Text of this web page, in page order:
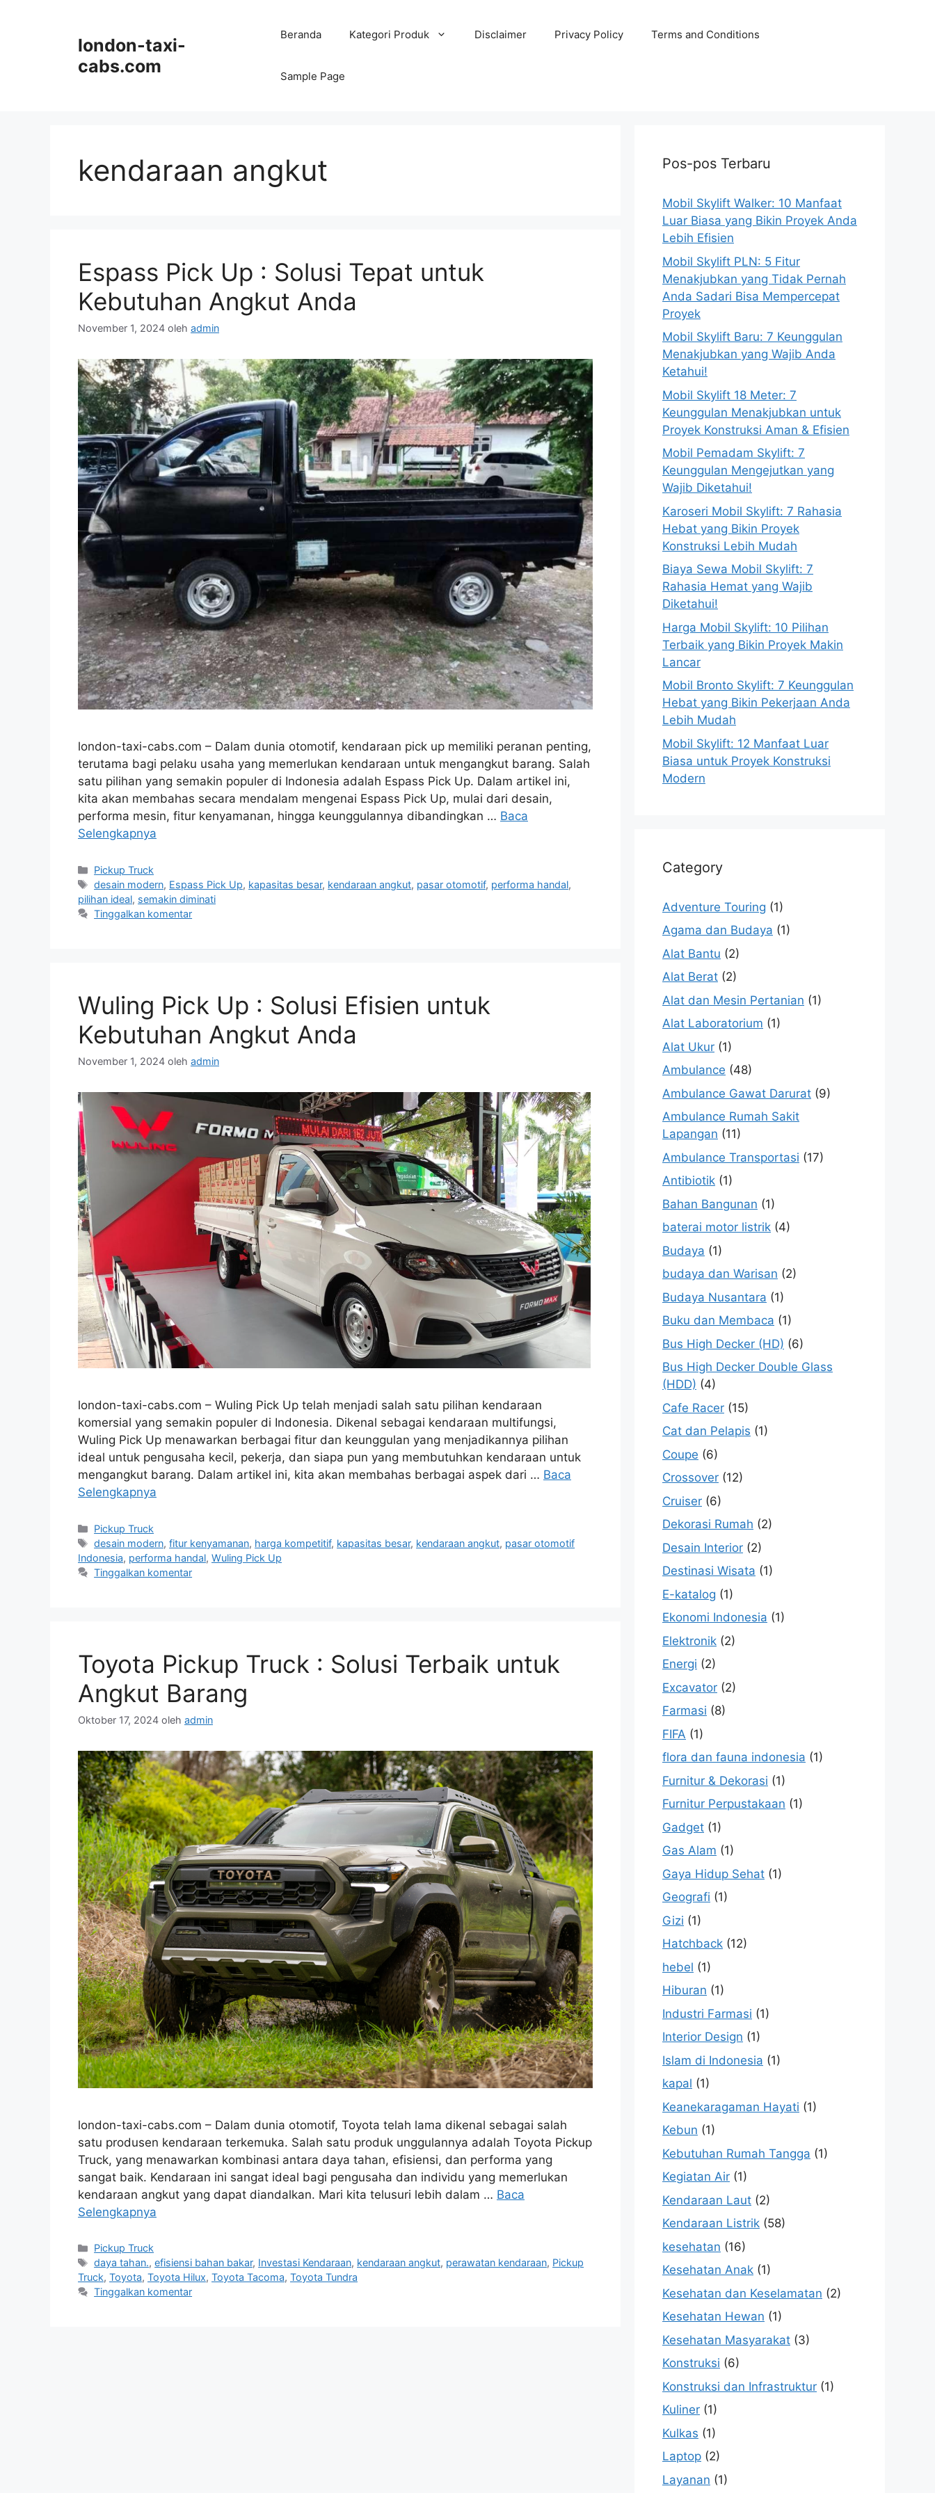
london-taxi-
cabs.com
Beranda Kategori Produk Disclaimer Privacy Policy Terms and Conditions
Sample Page
kendaraan angkut
Espass Pick Up : Solusi Tepat untuk
Kebutuhan Angkut Anda
November 1, 2024 oleh admin
london-taxi-cabs.com – Dalam dunia otomotif, kendaraan pick up memiliki peranan penting,
terutama bagi pelaku usaha yang memerlukan kendaraan untuk mengangkut barang. Salah
satu pilihan yang semakin populer di Indonesia adalah Espass Pick Up. Dalam artikel ini,
kita akan membahas secara mendalam mengenai Espass Pick Up, mulai dari desain,
performa mesin, fitur kenyamanan, hingga keunggulannya dibandingkan … Baca
Selengkapnya
Kategori
Pickup Truck
Tag
desain modern, Espass Pick Up, kapasitas besar, kendaraan angkut, pasar otomotif, performa handal,
pilihan ideal, semakin diminati
Tinggalkan komentar
Wuling Pick Up : Solusi Efisien untuk
Kebutuhan Angkut Anda
November 1, 2024 oleh admin
london-taxi-cabs.com – Wuling Pick Up telah menjadi salah satu pilihan kendaraan
komersial yang semakin populer di Indonesia. Dikenal sebagai kendaraan multifungsi,
Wuling Pick Up menawarkan berbagai fitur dan keunggulan yang menjadikannya pilihan
ideal untuk pengusaha kecil, pekerja, dan siapa pun yang membutuhkan kendaraan untuk
mengangkut barang. Dalam artikel ini, kita akan membahas berbagai aspek dari … Baca
Selengkapnya
Kategori
Pickup Truck
Tag
desain modern,fitur kenyamanan, harga kompetitif, kapasitas besar, kendaraan angkut, pasar otomotif
Indonesia, performa handal, Wuling Pick Up
Tinggalkan komentar
Toyota Pickup Truck : Solusi Terbaik untuk
Angkut Barang
Oktober 17, 2024 oleh admin
london-taxi-cabs.com – Dalam dunia otomotif, Toyota telah lama dikenal sebagai salah
satu produsen kendaraan terkemuka. Salah satu produk unggulannya adalah Toyota Pickup
Truck, yang menawarkan kombinasi antara daya tahan, efisiensi, dan performa yang
sangat baik. Kendaraan ini sangat ideal bagi pengusaha dan individu yang memerlukan
kendaraan angkut yang dapat diandalkan. Mari kita telusuri lebih dalam … Baca
Selengkapnya
Kategori
Pickup Truck
Tag
daya tahan.,efisiensi bahan bakar, Investasi Kendaraan, kendaraan angkut, perawatan kendaraan, Pickup
Truck, Toyota, Toyota Hilux, Toyota Tacoma, Toyota Tundra
Tinggalkan komentar
Pos-pos Terbaru
Mobil Skylift Walker: 10 Manfaat
Luar Biasa yang Bikin Proyek Anda
Lebih Efisien
Mobil Skylift PLN: 5 Fitur
Menakjubkan yang Tidak Pernah
Anda Sadari Bisa Mempercepat
Proyek
Mobil Skylift Baru: 7 Keunggulan
Menakjubkan yang Wajib Anda
Ketahui!
Mobil Skylift 18 Meter: 7
Keunggulan Menakjubkan untuk
Proyek Konstruksi Aman & Efisien
Mobil Pemadam Skylift: 7
Keunggulan Mengejutkan yang
Wajib Diketahui!
Karoseri Mobil Skylift: 7 Rahasia
Hebat yang Bikin Proyek
Konstruksi Lebih Mudah
Biaya Sewa Mobil Skylift: 7
Rahasia Hemat yang Wajib
Diketahui!
Harga Mobil Skylift: 10 Pilihan
Terbaik yang Bikin Proyek Makin
Lancar
Mobil Bronto Skylift: 7 Keunggulan
Hebat yang Bikin Pekerjaan Anda
Lebih Mudah
Mobil Skylift: 12 Manfaat Luar
Biasa untuk Proyek Konstruksi
Modern
Category
Adventure Touring (1)
Agama dan Budaya (1)
Alat Bantu (2)
Alat Berat (2)
Alat dan Mesin Pertanian (1)
Alat Laboratorium (1)
Alat Ukur (1)
Ambulance (48)
Ambulance Gawat Darurat (9)
Ambulance Rumah Sakit
Lapangan (11)
Ambulance Transportasi (17)
Antibiotik (1)
Bahan Bangunan (1)
baterai motor listrik (4)
Budaya (1)
budaya dan Warisan (2)
Budaya Nusantara (1)
Buku dan Membaca (1)
Bus High Decker (HD) (6)
Bus High Decker Double Glass
(HDD) (4)
Cafe Racer (15)
Cat dan Pelapis (1)
Coupe (6)
Crossover (12)
Cruiser (6)
Dekorasi Rumah (2)
Desain Interior (2)
Destinasi Wisata (1)
E-katalog (1)
Ekonomi Indonesia (1)
Elektronik (2)
Energi (2)
Excavator (2)
Farmasi (8)
FIFA (1)
flora dan fauna indonesia (1)
Furnitur & Dekorasi (1)
Furnitur Perpustakaan (1)
Gadget (1)
Gas Alam (1)
Gaya Hidup Sehat (1)
Geografi (1)
Gizi (1)
Hatchback (12)
hebel (1)
Hiburan (1)
Industri Farmasi (1)
Interior Design (1)
Islam di Indonesia (1)
kapal (1)
Keanekaragaman Hayati (1)
Kebun (1)
Kebutuhan Rumah Tangga (1)
Kegiatan Air (1)
Kendaraan Laut (2)
Kendaraan Listrik (58)
kesehatan (16)
Kesehatan Anak (1)
Kesehatan dan Keselamatan (2)
Kesehatan Hewan (1)
Kesehatan Masyarakat (3)
Konstruksi (6)
Konstruksi dan Infrastruktur (1)
Kuliner (1)
Kulkas (1)
Laptop (2)
Layanan (1)